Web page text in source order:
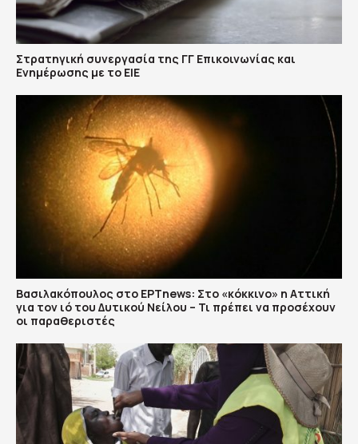
Στρατηγική συνεργασία της ΓΓ Επικοινωνίας και
Ενημέρωσης με το ΕΙΕ
Βασιλακόπουλος στο ΕΡΤnews: Στο «κόκκινο» η Αττική
για τον ιό του Δυτικού Νείλου – Τι πρέπει να προσέχουν
οι παραθεριστές